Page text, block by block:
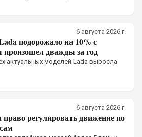
6 августа 2026 г.
подорожало на 10% с
произошел дважды за год
актуальных моделей Lada выросла
6 августа 2026 г.
регулировать движение по